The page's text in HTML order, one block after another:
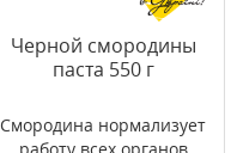
Черной смородины
паста 550 г
Смородина нормализует